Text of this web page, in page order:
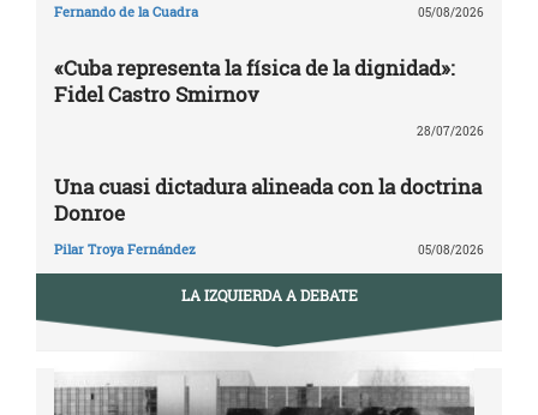
Fernando de la Cuadra 05/08/2026
«Cuba representa la física de la dignidad»:
Fidel Castro Smirnov
28/07/2026
Una cuasi dictadura alineada con la doctrina
Donroe
Pilar Troya Fernández 05/08/2026
LA IZQUIERDA A DEBATE